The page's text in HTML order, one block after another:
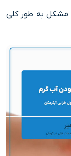
مشکل به طور کلی